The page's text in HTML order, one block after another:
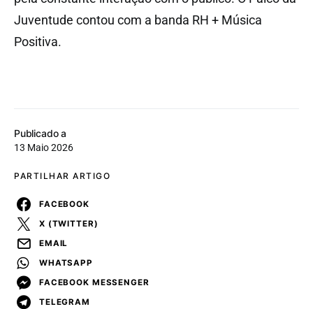
Publicado a
13 Maio 2026
PARTILHAR ARTIGO
FACEBOOK
X (TWITTER)
EMAIL
WHATSAPP
FACEBOOK MESSENGER
TELEGRAM
Juventude contou com a banda RH + Música
Positiva.